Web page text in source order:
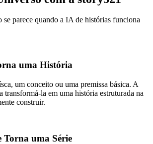
se parece quando a IA de histórias funciona
uma História
um conceito ou uma premissa básica. A
transformá-la em uma história estruturada na
construir.
Torna uma Série